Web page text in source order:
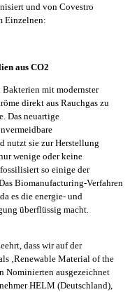
und von Covestro
Einzelnen:
aus CO2
mit modernster
direkt aus Rauchgas zu
Das neuartige
nutzt sie zur Herstellung
wenige oder keine
so einige der
Biomanufacturing-Verfahren
es die energie- und
überflüssig macht.
dass wir auf der
‚Renewable Material of the
Nominierten ausgezeichnet
HELM (Deutschland),